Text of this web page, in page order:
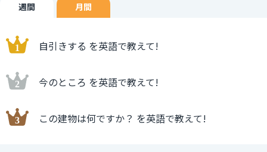
週間 月間
自引きする を英語で教えて!
今のところ を英語で教えて!
この建物は何ですか？ を英語で教えて!